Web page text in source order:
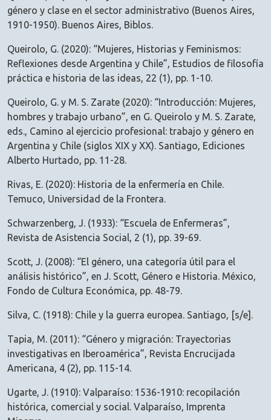
género y clase en el sector administrativo (Buenos Aires,
1910-1950). Buenos Aires, Biblos.
Queirolo, G. (2020): “Mujeres, Historias y Feminismos:
Reflexiones desde Argentina y Chile”, Estudios de filosofía
práctica e historia de las ideas, 22 (1), pp. 1-10.
Queirolo, G. y M. S. Zarate (2020): “Introducción: Mujeres,
hombres y trabajo urbano”, en G. Queirolo y M. S. Zarate,
eds., Camino al ejercicio profesional: trabajo y género en
Argentina y Chile (siglos XIX y XX). Santiago, Ediciones
Alberto Hurtado, pp. 11-28.
Rivas, E. (2020): Historia de la enfermería en Chile.
Temuco, Universidad de la Frontera.
Schwarzenberg, J. (1933): “Escuela de Enfermeras”,
Revista de Asistencia Social, 2 (1), pp. 39-69.
Scott, J. (2008): “El género, una categoría útil para el
análisis histórico”, en J. Scott, Género e Historia. México,
Fondo de Cultura Económica, pp. 48-79.
Silva, C. (1918): Chile y la guerra europea. Santiago, [s/e].
Tapia, M. (2011): “Género y migración: Trayectorias
investigativas en Iberoamérica”, Revista Encrucijada
Americana, 4 (2), pp. 115-14.
Ugarte, J. (1910): Valparaíso: 1536-1910: recopilación
histórica, comercial y social. Valparaíso, Imprenta